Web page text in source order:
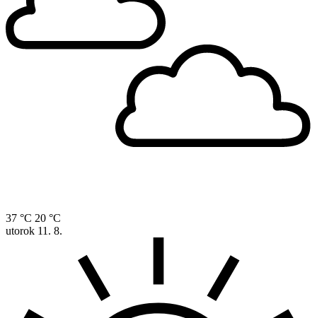
37 °C 20 °C
utorok 11. 8.